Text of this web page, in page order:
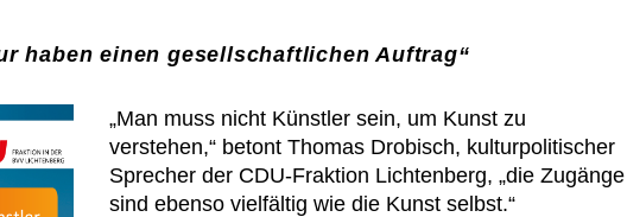
haben einen gesellschaftlichen Auftrag“
Man muss nicht Künstler sein, um Kunst zu
verstehen,“ betont Thomas Drobisch, kulturpolitischer
Sprecher der CDU-Fraktion Lichtenberg, „die Zugänge
sind ebenso vielfältig wie die Kunst selbst.“